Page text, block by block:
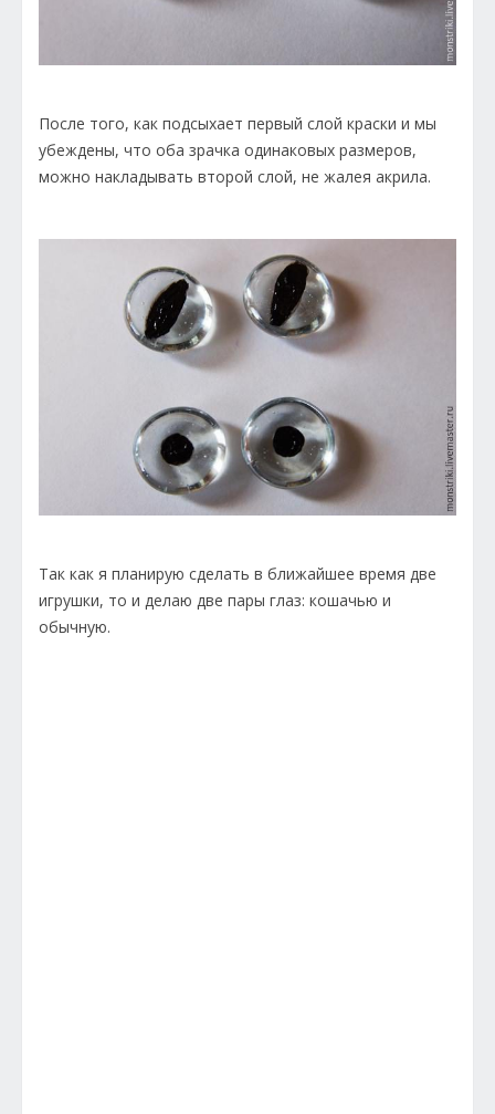
После того, как подсыхает первый слой краски и мы
убеждены, что оба зрачка одинаковых размеров,
можно накладывать второй слой, не жалея акрила.
Так как я планирую сделать в ближайшее время две
игрушки, то и делаю две пары глаз: кошачью и
обычную.